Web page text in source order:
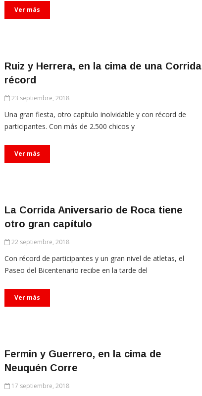
Ver más
Ruiz y Herrera, en la cima de una Corrida
récord
23 septiembre, 2018
Una gran fiesta, otro capítulo inolvidable y con récord de
participantes. Con más de 2.500 chicos y
Ver más
La Corrida Aniversario de Roca tiene
otro gran capítulo
22 septiembre, 2018
Con récord de participantes y un gran nivel de atletas, el
Paseo del Bicentenario recibe en la tarde del
Ver más
Fermin y Guerrero, en la cima de
Neuquén Corre
17 septiembre, 2018